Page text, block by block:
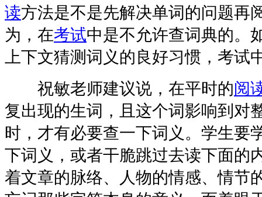
读方法是不是先解决单词的问题再
为，在考试中是不允许查词典的。
上下文猜测词义的良好习惯，考试
祝敏老师建议说，在平时的阅
复出现的生词，且这个词影响到对
时，才有必要查一下词义。学生要
下词义，或者干脆跳过去读下面的
着文章的脉络、人物的情感、情节